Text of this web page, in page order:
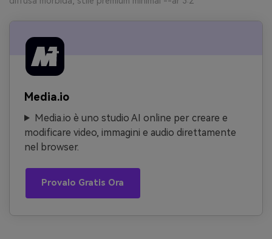
Media.io
Media.io è uno studio AI online per creare e
modificare video, immagini e audio direttamente
nel browser.
Provalo Gratis Ora